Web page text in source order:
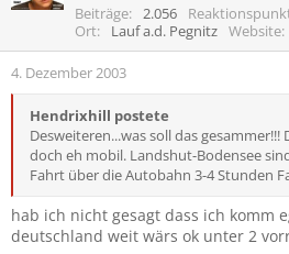
Beiträge 2.056
Ort
Lauf a.d. Pegnitz Website
4. Dezember 2003
Hendrixhill postete
Desweiteren...was soll das
doch eh mobil. Landshut-Bodensee
Fahrt über die Autobahn 3-4 Stunden
hab ich nicht gesagt dass ich komm
deutschland weit wärs ok unter 2